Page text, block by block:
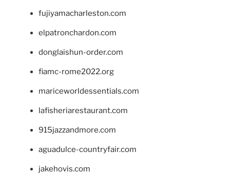
fujiyamacharleston.com
elpatronchardon.com
donglaishun-order.com
fiamc-rome2022.org
mariceworldessentials.com
lafisheriarestaurant.com
915jazzandmore.com
aguadulce-countryfair.com
jakehovis.com